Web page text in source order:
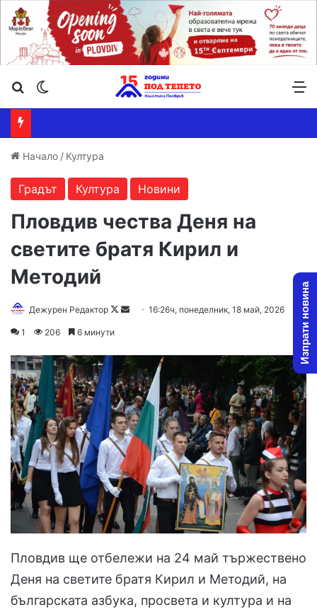
Търсене ...
Начало / Култура
Градът Култура Новини
Пловдив чества Деня на
светите братя Кирил и
Методий
Дежурен Редактор
Follow
Send16:26ч, понеделник, 18 май, 2026
1 206 6 минути
Пловдив ще отбележи на 24 май тържествено
Деня на светите братя Кирил и Методий, на
българската азбука, просвета и култура и на
Изпрати новина